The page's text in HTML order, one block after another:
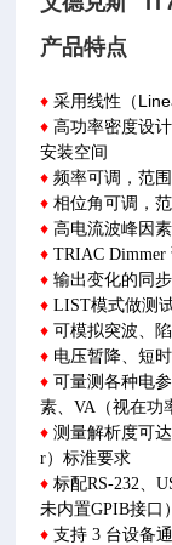
产品特点
♦采用线性（
♦高功率密度设
安装空间
♦频率可调，范
♦相位角可调，
♦高电流波峰因
♦TRIAC
♦输出变化的同
♦LIST模式做测
♦可模拟突波、
♦ 电压暂降、短
♦可量测各种电
素、VA（视在功
♦测量解析度可
r）标淮要求
♦标配RS-232、
未内置GPIB接口）
♦支持 3 台设备